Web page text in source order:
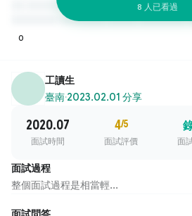
8 人已看過
0
工讀生
臺南·2023.02.01 分享
2020.07
面試時間
4/5
面試評價 面
面試過程
整個面試過程是相當輕...
面試問答